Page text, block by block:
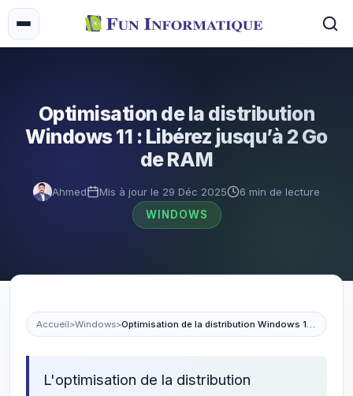
Optimisation de la distribution
Windows 11 : Libérez jusqu’à 2 Go
de RAM
Ahmed Mis à jour le 29 Déc 2025
6 min de lecture
WINDOWS
Accueil>Windows> Optimisation de la distribution Windows 11 : Libérez jusqu’à 2 Go de RAM
L'optimisation de la distribution